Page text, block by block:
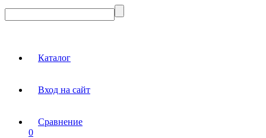
Каталог
Вход на сайт
Сравнение
0